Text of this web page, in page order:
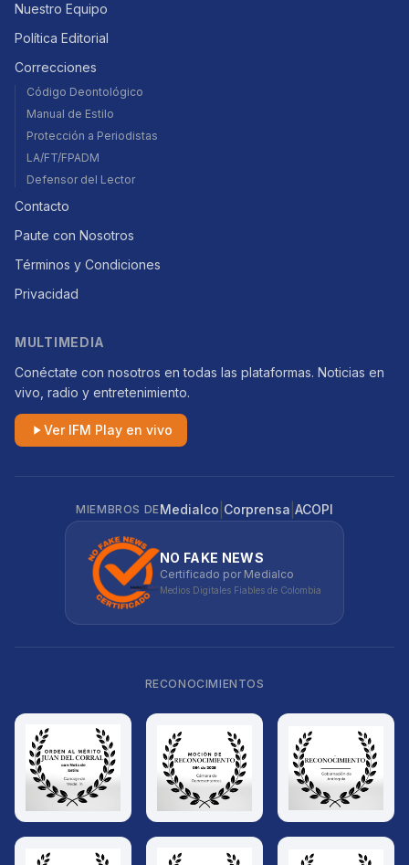
Nuestro Equipo
Política Editorial
Correcciones
Código Deontológico
Manual de Estilo
Protección a Periodistas
LA/FT/FPADM
Defensor del Lector
Contacto
Paute con Nosotros
Términos y Condiciones
Privacidad
MULTIMEDIA
Conéctate con nosotros en todas las plataformas. Noticias en
vivo, radio y entretenimiento.
Ver IFM Play en vivo
MIEMBROS DEMedialco Corprensa ACOPI
NO FAKE NEWS
Certificado por Medialco
Medios Digitales Fiables de Colombia
RECONOCIMIENTOS